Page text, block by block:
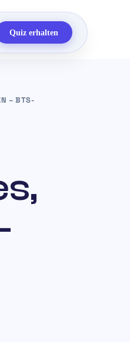
Quiz erhalten
– BTS-